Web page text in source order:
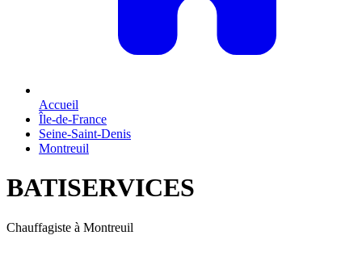
Accueil
Île-de-France
Seine-Saint-Denis
Montreuil
BATISERVICES
Chauffagiste à Montreuil